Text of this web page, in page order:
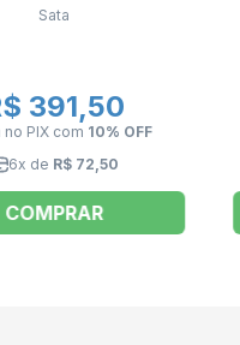
Sata
391,50
no PIX com 10% OFF
6x de R$ 72,50
COMPRAR